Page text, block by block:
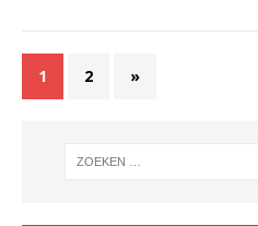
1 2 »